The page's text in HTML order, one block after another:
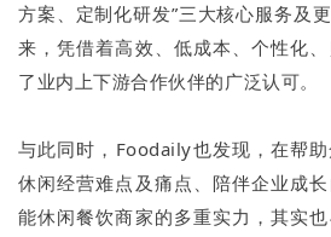
方案、定制化研发”三大核心服务及
来，凭借着高效、低成本、个性化
了业内上下游合作伙伴的广泛认可。
与此同时，Foodaily也发现，在帮
休闲经营难点及痛点、陪伴企业成
能休闲餐饮商家的多重实力，其实